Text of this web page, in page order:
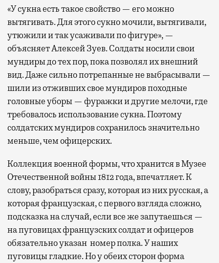
«У сукна есть такое свойство — его можно
вытягивать. Для этого сукно мочили, вытягивали,
утюжили и так усаживали по фигуре», —
объясняет Алексей Зуев. Солдаты носили свои
мундиры до тех пор, пока позволял их внешний
вид. Даже сильно потрепанные не выбрасывали —
шили из отживших свое мундиров походные
головные уборы — фуражки и другие мелочи, где
требовалось использование сукна. Поэтому
солдатских мундиров сохранилось значительно
меньше, чем офицерских.
Коллекция военной формы, что хранится в Музее
Отечественной войны 1812 года, впечатляет. К
слову, разобраться сразу, которая из них русская, а
которая французская, с первого взгляда сложно,
подсказка на случай, если все же запутаешься —
на пуговицах французских солдат и офицеров
обязательно указан номер полка. У наших
пуговицы гладкие. Но у обеих сторон форма